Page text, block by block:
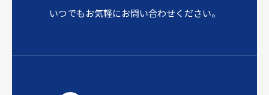
いつでもお気軽にお問い合わせください。